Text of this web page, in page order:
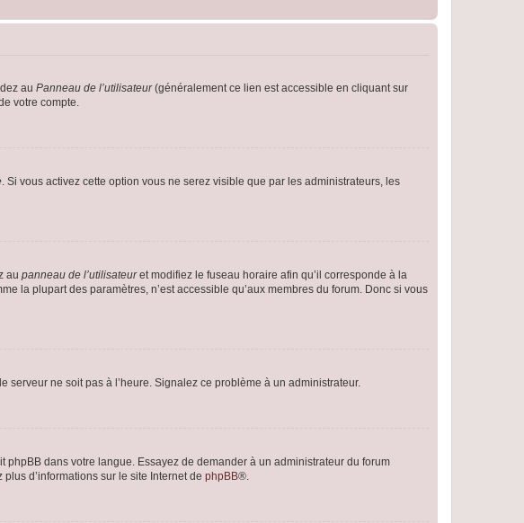
au Panneau de l’utilisateur(généralement ce lien est accessible en cliquant sur
votre compte.
. Si vous activez cette option vous ne serez visible que par les administrateurs, les
au panneau de l’utilisateuret modifiez le fuseau horaire afin qu’il corresponde à la
la plupart des paramètres, n’est accessible qu’aux membres du forum. Donc si vous
serveur ne soit pas à l’heure. Signalez ce problème à un administrateur.
phpBB dans votre langue. Essayez de demander à un administrateur du forum
d’informations sur le site Internet de phpBB®.